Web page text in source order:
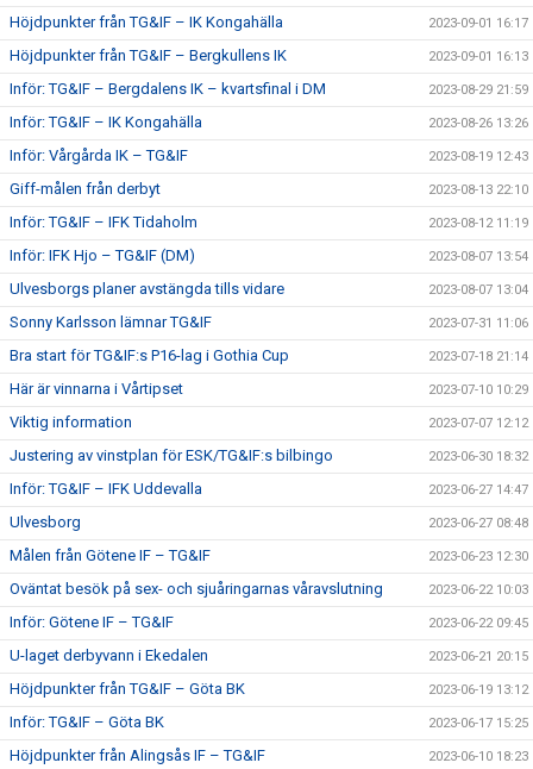
Höjdpunkter från TG&IF – IK Kongahälla 2023-09-01 16:17
Höjdpunkter från TG&IF – Bergkullens IK 2023-09-01 16:13
Inför: TG&IF – Bergdalens IK – kvartsfinal i DM 2023-08-29 21:59
Inför: TG&IF – IK Kongahälla 2023-08-26 13:26
Inför: Vårgårda IK – TG&IF 2023-08-19 12:43
Giff-målen från derbyt 2023-08-13 22:10
Inför: TG&IF – IFK Tidaholm 2023-08-12 11:19
Inför: IFK Hjo – TG&IF (DM) 2023-08-07 13:54
Ulvesborgs planer avstängda tills vidare 2023-08-07 13:04
Sonny Karlsson lämnar TG&IF 2023-07-31 11:06
Bra start för TG&IF:s P16-lag i Gothia Cup 2023-07-18 21:14
Här är vinnarna i Vårtipset 2023-07-10 10:29
Viktig information 2023-07-07 12:12
Justering av vinstplan för ESK/TG&IF:s bilbingo 2023-06-30 18:32
Inför: TG&IF – IFK Uddevalla 2023-06-27 14:47
Ulvesborg 2023-06-27 08:48
Målen från Götene IF – TG&IF 2023-06-23 12:30
Oväntat besök på sex- och sjuåringarnas våravslutning 2023-06-22 10:03
Inför: Götene IF – TG&IF 2023-06-22 09:45
U-laget derbyvann i Ekedalen 2023-06-21 20:15
Höjdpunkter från TG&IF – Göta BK 2023-06-19 13:12
Inför: TG&IF – Göta BK 2023-06-17 15:25
Höjdpunkter från Alingsås IF – TG&IF 2023-06-10 18:23